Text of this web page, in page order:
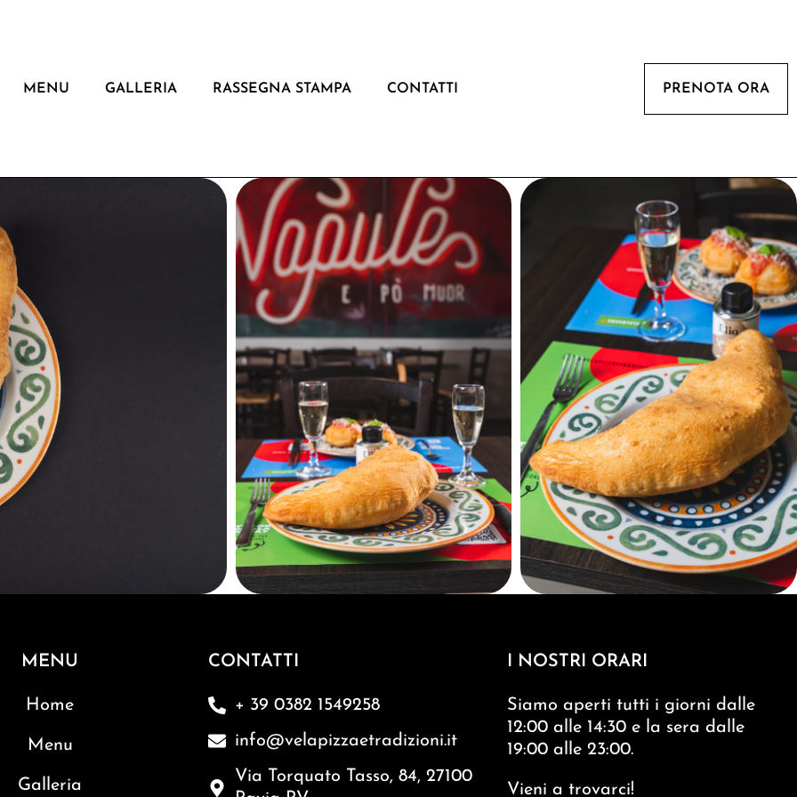
MENU GALLERIA RASSEGNA STAMPA CONTATTI PRENOTA ORA
MENU
Home
Menu
Galleria
CONTATTI
+ 39 0382 1549258
info@velapizzaetradizioni.it
Via Torquato Tasso, 84, 27100
I NOSTRI ORARI
Siamo aperti tutti i giorni dalle
12:00 alle 14:30 e la sera dalle
19:00 alle 23:00.
Vieni a trovarci!